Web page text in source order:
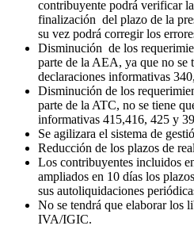
contribuyente podrá verificar
finalización del plazo de la
su vez podrá corregir los
Disminución de los
parte de la AEA, ya que no se
declaraciones informativas
Disminución de los
parte de la ATC, no se tiene
informativas 415,416, 425 y
Se agilizara el sistema de
Reducción de los plazos de
Los contribuyentes incluidos
ampliados en 10 días los
sus autoliquidaciones
No se tendrá que elaborar los
IVA/IGIC.